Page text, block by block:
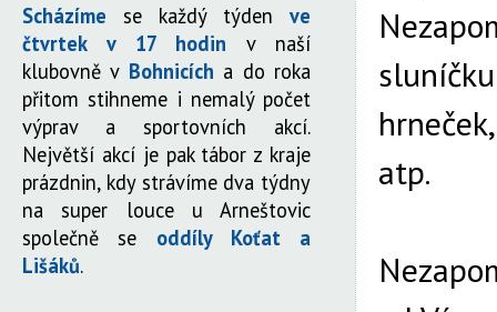
atp.
Scházíme
se každý týden ve
čtvrtek v 17 hodin v naší
klubovně v Bohnicích a do roka
přitom stihneme i nemalý počet
výprav a sportovních akcí.
Největší akcí je pak tábor z kraje
prázdnin, kdy strávíme dva týdny
na super louce u Arneštovic
společně se oddíly Koťat a
Lišáků.